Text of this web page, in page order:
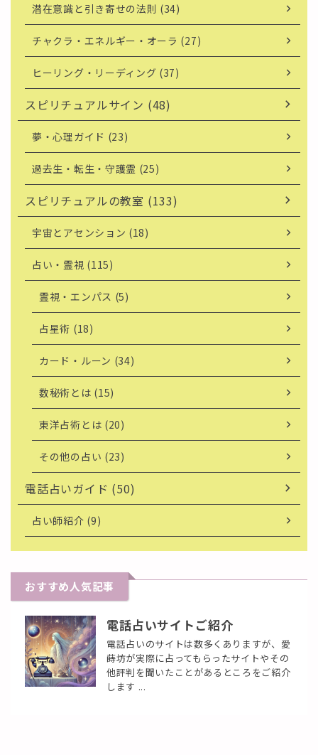
潜在意識と引き寄せの法則 (34)
チャクラ・エネルギー・オーラ (27)
ヒーリング・リーディング (37)
スピリチュアルサイン (48)
夢・心理ガイド (23)
過去生・転生・守護霊 (25)
スピリチュアルの教室 (133)
宇宙とアセンション (18)
占い・霊視 (115)
霊視・エンパス (5)
占星術 (18)
カード・ルーン (34)
数秘術とは (15)
東洋占術とは (20)
その他の占い (23)
電話占いガイド (50)
占い師紹介 (9)
おすすめ人気記事
電話占いサイトご紹介
電話占いのサイトは数多くありますが、愛
蒔坊が実際に占ってもらったサイトやその
他評判を聞いたことがあるところをご紹介
します ...